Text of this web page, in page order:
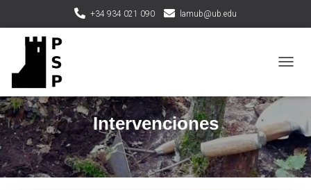
+34 934 021 090 lamub@ub.edu
Intervenciones